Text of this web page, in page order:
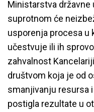
Ministarstva državne
suprotnom će
usporenja procesa u
učestvuje ili ih
zahvalnost
društvom koja je od
smanjivanju resursa
postigla rezultate u